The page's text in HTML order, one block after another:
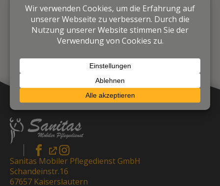
Sanitas Mobiler Pflegedienst GmbH
Schandeinstr.16
67657 Kaiserslautern